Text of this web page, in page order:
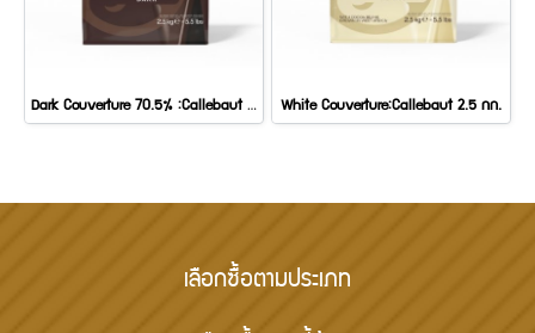
Dark Couverture 70.5% :Callebaut 2.5 กก. White Couverture:Callebaut 2.5 กก.
เลือกซื้อตามประเภท